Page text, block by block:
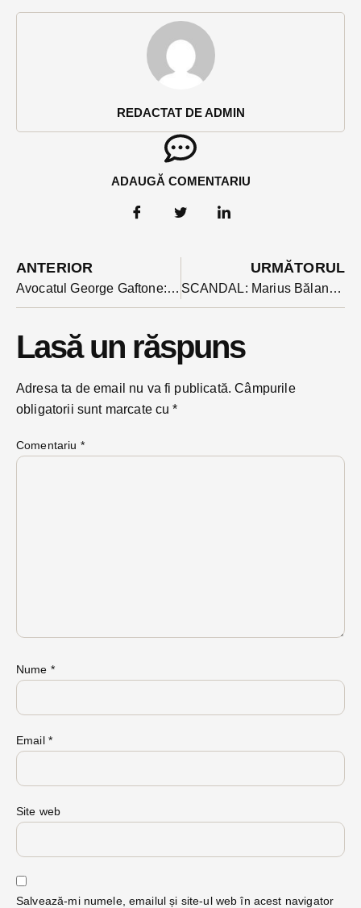
REDACTAT DE ADMIN
ADAUGĂ COMENTARIU
ANTERIOR
Avocatul George Gaftone: ”Nici până la acest moment nu cunoaştem motivele pentru care se solicită organizarea referendumului de la Sîngeorz-Băi
URMĂTORUL
SCANDAL: Marius Bălan dat afară cu poliția din ședința de Consiliu Local pe motiv că a depășit timpul alocat discursului
Lasă un răspuns
Adresa ta de email nu va fi publicată. Câmpurile
obligatorii sunt marcate cu*
Comentariu *
Nume *
Email *
Site web
Salvează-mi numele, emailul și site-ul web în acest navigator